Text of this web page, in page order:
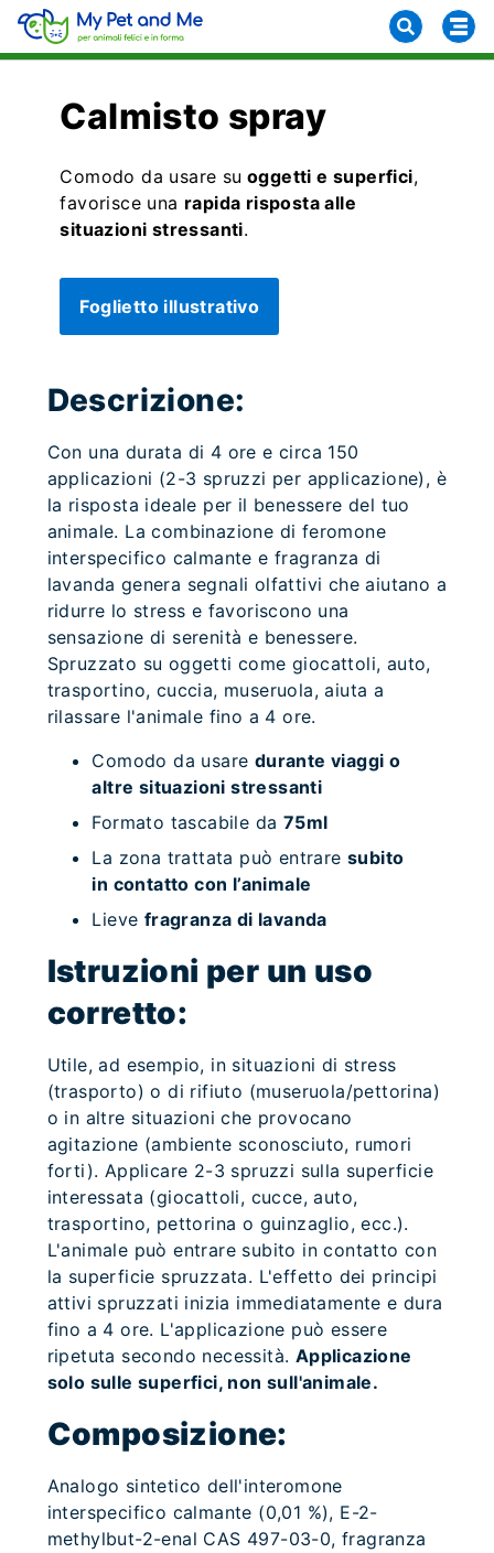
Calmisto spray
Comodo da usare su oggetti e superfici,
favorisce una rapida risposta alle
situazioni stressanti.
Foglietto illustrativo
Descrizione:
Con una durata di 4 ore e circa 150
applicazioni (2-3 spruzzi per applicazione), è
la risposta ideale per il benessere del tuo
animale. La combinazione di feromone
interspecifico calmante e fragranza di
lavanda genera segnali olfattivi che aiutano a
ridurre lo stress e favoriscono una
sensazione di serenità e benessere.
Spruzzato su oggetti come giocattoli, auto,
trasportino, cuccia, museruola, aiuta a
rilassare l'animale fino a 4 ore.
Comodo da usare durante viaggi o
altre situazioni stressanti
Formato tascabile da 75ml
La zona trattata può entrare subito
in contatto con l’animale
Lieve fragranza di lavanda
Istruzioni per un uso
corretto:
Utile, ad esempio, in situazioni di stress
(trasporto) o di rifiuto (museruola/pettorina)
o in altre situazioni che provocano
agitazione (ambiente sconosciuto, rumori
forti). Applicare 2-3 spruzzi sulla superficie
interessata (giocattoli, cucce, auto,
trasportino, pettorina o guinzaglio, ecc.).
L'animale può entrare subito in contatto con
la superficie spruzzata. L'effetto dei principi
attivi spruzzati inizia immediatamente e dura
fino a 4 ore. L'applicazione può essere
ripetuta secondo necessità. Applicazione
solo sulle superfici, non sull'animale.
Composizione:
Analogo sintetico dell'interomone
interspecifico calmante (0,01 %), E-2-
methylbut-2-enal CAS 497-03-0, fragranza